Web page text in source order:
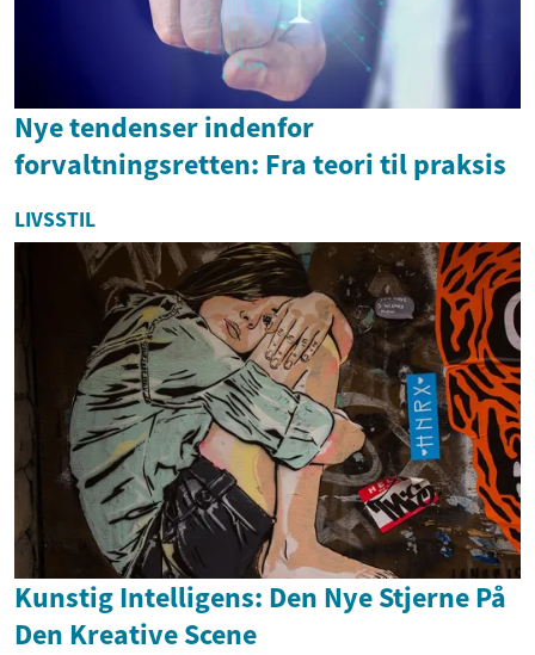
Nye tendenser indenfor
forvaltningsretten: Fra teori til praksis
LIVSSTIL
Kunstig Intelligens: Den Nye Stjerne På
Den Kreative Scene